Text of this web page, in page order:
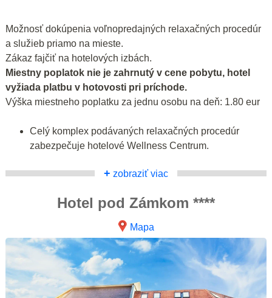
Možnosť dokúpenia voľnopredajných relaxačných procedúr
a služieb priamo na mieste.
Zákaz fajčiť na hotelových izbách.
Miestny poplatok nie je zahrnutý v cene pobytu, hotel
vyžiada platbu v hotovosti pri príchode.
Výška miestneho poplatku za jednu osobu na deň: 1.80 eur
Celý komplex podávaných relaxačných procedúr
zabezpečuje hotelové Wellness Centrum.
+ zobraziť viac
Hotel pod Zámkom ****
Mapa